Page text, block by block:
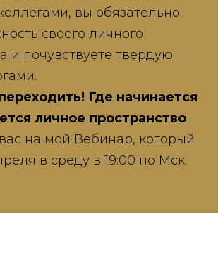
вы обязательно
своего личного
и почувствуете твердую
Где начинается
личное пространство
на мой Вебинар, который
в среду в 19:00 по Мск.